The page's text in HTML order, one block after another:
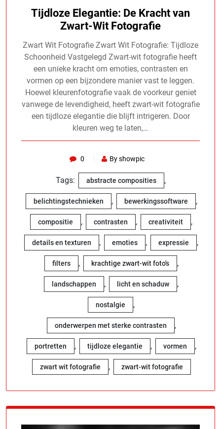
Tijdloze Elegantie: De Kracht van
Zwart-Wit Fotografie
Zwart Wit Fotografie Zwart Wit Fotografie: Tijdloze
Schoonheid Vastgelegd Zwart-wit fotografie heeft
een unieke kracht om emoties, contrasten en
vormen op een bijzondere manier vast te leggen.
Hoewel kleurenfotografie vaak de voorkeur geniet
vanwege de levendigheid, heeft zwart-wit fotografie
een tijdloze elegantie die blijft intrigeren. Door
kleuren weg te laten,…
0 By showpic
Tags: abstracte composities ,
belichtingstechnieken , bewerkingssoftware ,
compositie , contrasten , creativiteit ,
details en texturen , emoties , expressie ,
filters , krachtige zwart-wit foto's ,
landschappen , licht en schaduw ,
nostalgie ,
onderwerpen met sterke contrasten ,
portretten , tijdloze elegantie , vormen ,
zwart wit fotografie , zwart-wit fotografie